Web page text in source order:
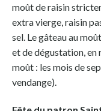
moût de raisin
extra vierge, raisin
sel. Le gâteau au
et de dégustation, en
moût : les mois de
vendange).